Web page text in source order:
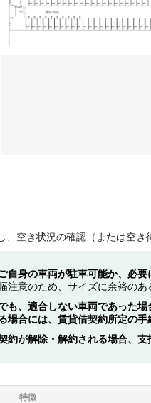
空き状況の確認（または空き
自身の車両が駐車可能か、必要
注意のため、サイズに余裕の
も、適合しない車両であった
場合には、賃貸借契約所定の手
約が解除・解約される場合、
特徴